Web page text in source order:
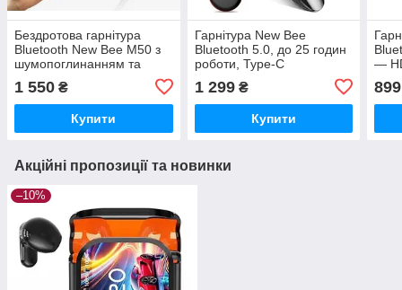
Бездротова гарнітура
Bluetooth New Bee M50 з
шумопоглинанням та
1 550 ₴
Купити
Гарнітура New Bee
Bluetooth 5.0, до 25 годин
роботи, Type-C
1 299₴
Купити
—
899
Акційні пропозиції та новинки
–10%